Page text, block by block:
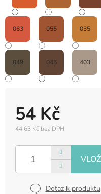
54 Kč
44,63 Kč bez DPH
cena:
Dotaz k produktu
063 055 035
049 045 403